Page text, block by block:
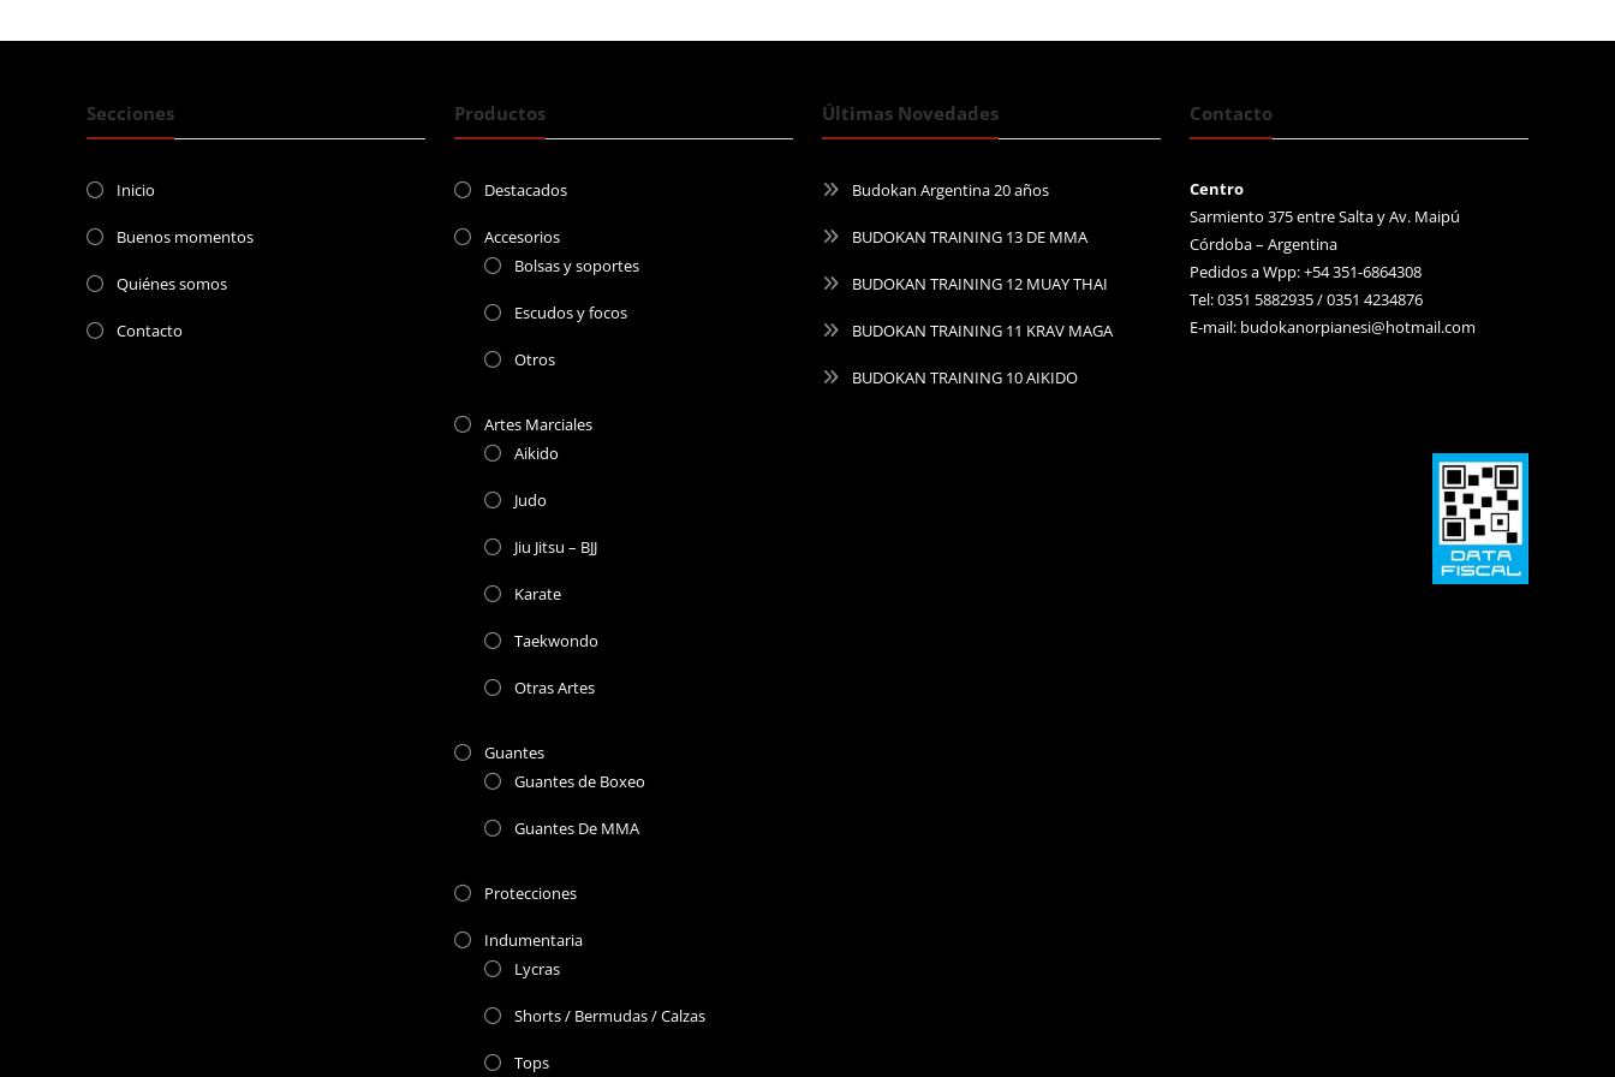
Secciones
Inicio
Buenos momentos
Quiénes somos
Contacto
Productos
Destacados
Accesorios
Bolsas y soportes
Escudos y focos
Otros
Artes Marciales
Aikido
Judo
Jiu Jitsu – BJJ
Karate
Taekwondo
Otras Artes
Guantes
Guantes de Boxeo
Guantes De MMA
Protecciones
Indumentaria
Lycras
Shorts / Bermudas / Calzas
Tops
Últimas Novedades
Budokan Argentina 20 años
BUDOKAN TRAINING 13 DE MMA
BUDOKAN TRAINING 12 MUAY THAI
BUDOKAN TRAINING 11 KRAV MAGA
BUDOKAN TRAINING 10 AIKIDO
Contacto
Centro
Sarmiento 375 entre Salta y Av. Maipú
Córdoba – Argentina
Pedidos a Wpp: +54 351-6864308
Tel: 0351 5882935 / 0351 4234876
E-mail: budokanorpianesi@hotmail.com